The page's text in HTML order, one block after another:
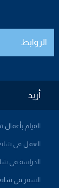
الروابط
أريد
القيام بأعمال
العمل في
الدراسة في
السفر في